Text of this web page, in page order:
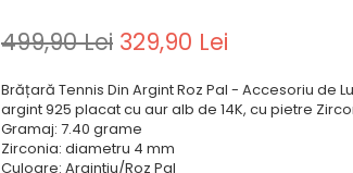
499,90 Lei 329,90 Lei
Brățară Tennis Din Argint Roz Pal - Accesoriu de
argint 925 placat cu aur alb de 14K, cu pietre
Gramaj: 7.40 grame
Zirconia: diametru 4 mm
Culoare: Argintiu/Roz Pal